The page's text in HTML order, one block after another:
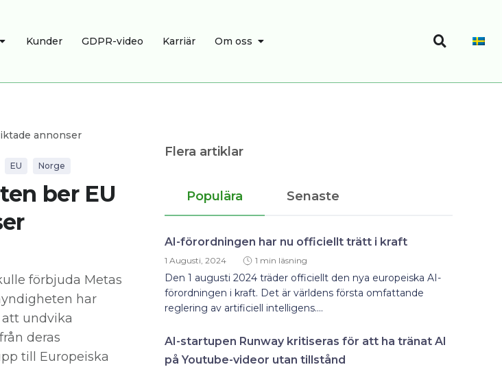
ÖPPNA EXPERTIS
Kunder GDPR-video Karriär Om oss ÖPPNA OM OSS Sök
annonser
EU Norge
ber EU
förbjuda Metas
har
undvika
deras
till Europeiska
Flera artiklar
Populära Senaste
AI-förordningen har nu officiellt trätt i kraft
1 Augusti, 2024 1 min läsning
Den 1 augusti 2024 träder officiellt den nya europeiska AI-
förordningen i kraft. Det är världens första omfattande
reglering av artificiell intelligens....
AI-startupen Runway kritiseras för att ha tränat AI
på Youtube-videor utan tillstånd